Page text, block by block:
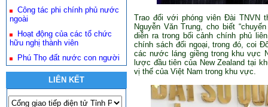
Công tác phi chính phủ nước
ngoài
Hoạt động của các tổ chức
hữu nghị thành viên
Phú Thọ đất nước con người
LIÊN KẾT
Trao đổi với phóng viên Đài TNVN
Nguyễn Văn Trung, cho biết
diễn ra trong bối cảnh chính phủ
chính sách đối ngoại, trong đó, coi
các nước láng giềng trong khu vực
lược đầu tiên của New Zealand tại
vị thế của Việt Nam trong khu vực.